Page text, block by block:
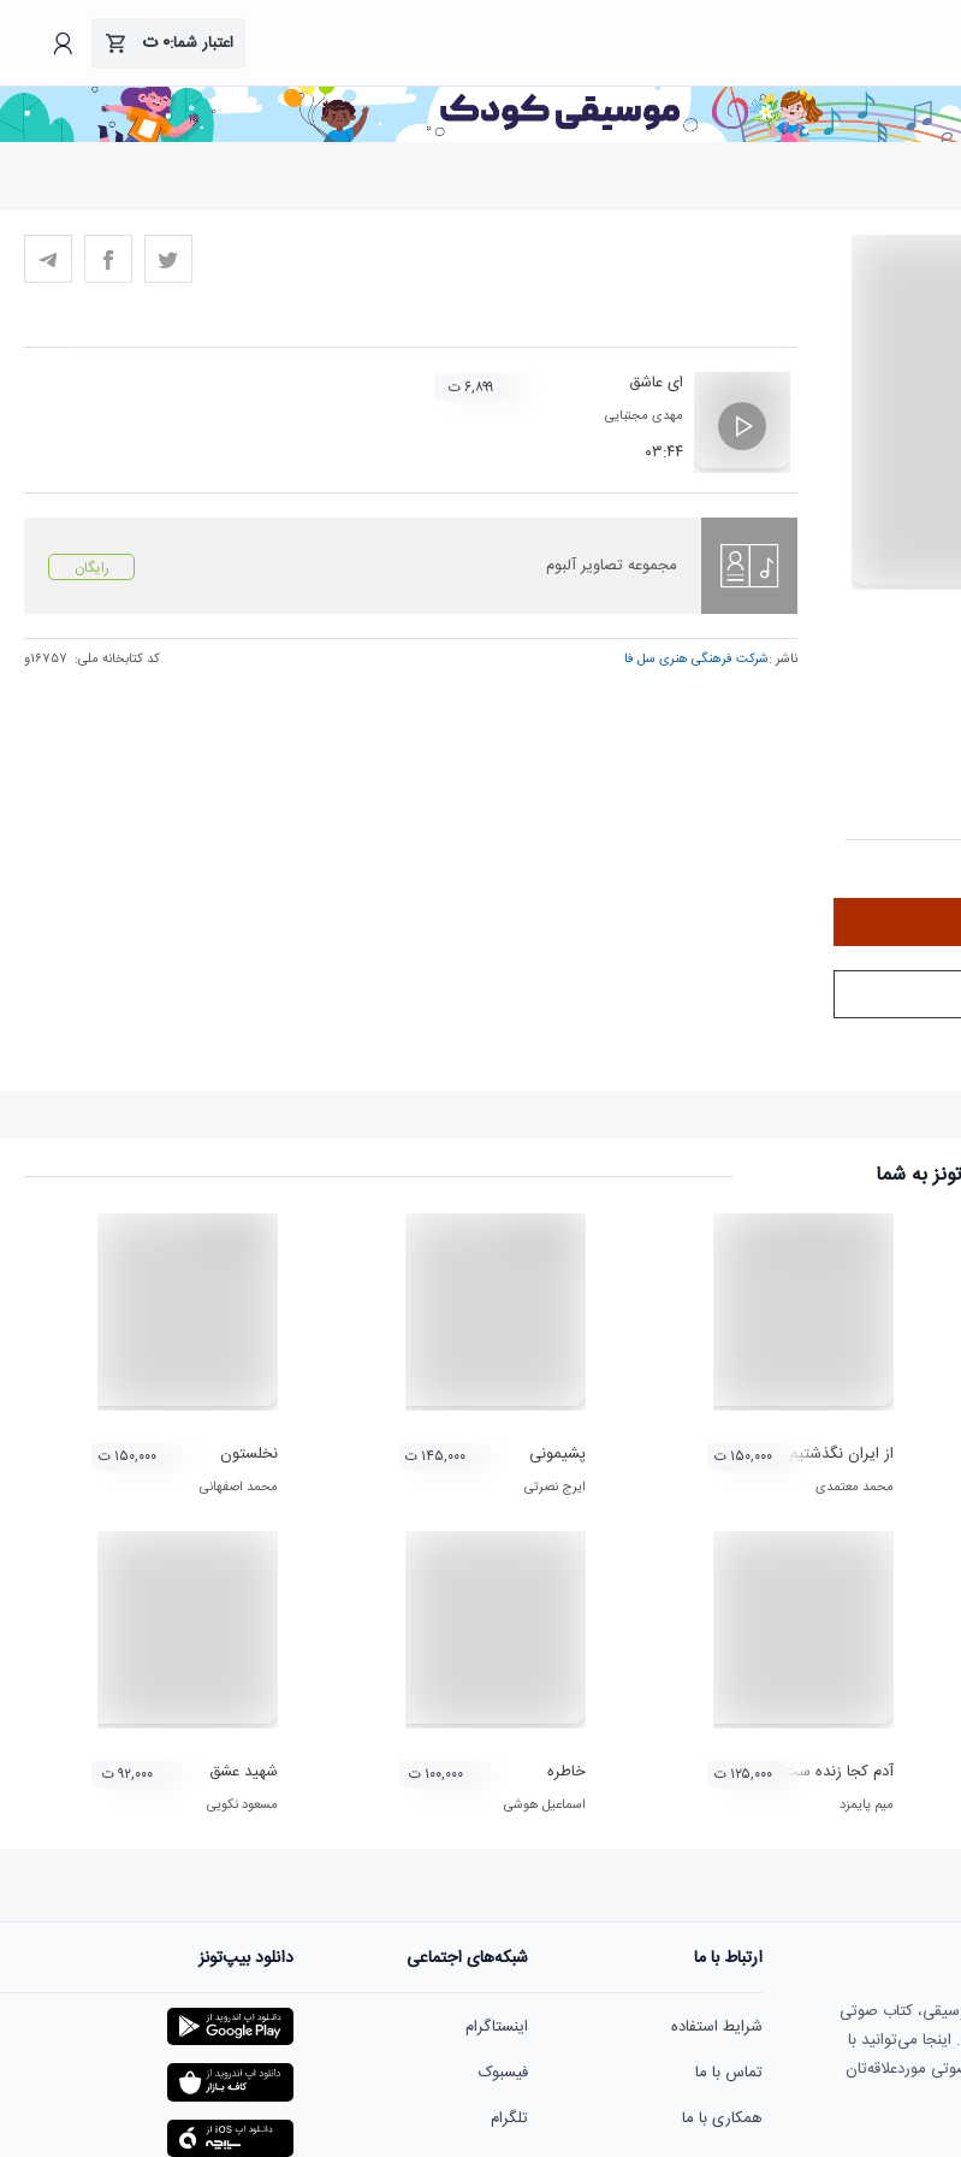
اعتبار شما:۰ت
ای عاشق
مهدی مجتبایی
۰۳:۴۴
۶,۸۹۹ ت
مجموعه تصاویر آلبوم رایگان
ناشر :شرکت فرهنگی هنری سل فا کد کتابخانه ملی: ۱۶۷۵۷و
به شما
از ایران نگذشتیم
محمد معتمدی
۱۵۰,۰۰۰ ت پشیمونی
ایرج نصرتی
۱۴۵,۰۰۰ ت نخلستون
محمد اصفهانی
۱۵۰,۰۰۰ ت
آدم کجا زنده ست؟
میم پایمزد
۱۲۵,۰۰۰ ت خاطره
اسماعیل هوشی
۱۰۰,۰۰۰ ت شهید عشق
مسعود نکویی
۹۲,۰۰۰ ت
کتاب صوتی
می‌توانید با
موردعلاقه‌تان
ارتباط با ما
شرایط استفاده
تماس با ما
همکاری با ما
شبکه‌های اجتماعی
اینستاگرام
فیسبوک
تلگرام
دانلود بیپ‌تونز